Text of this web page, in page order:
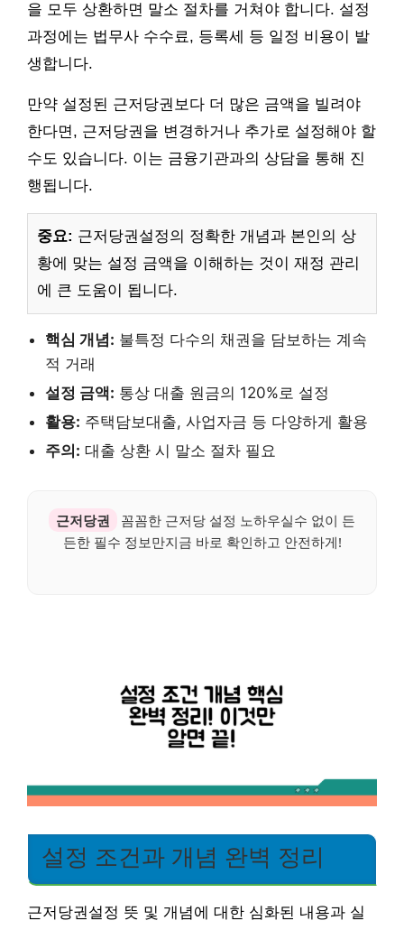
을 모두 상환하면 말소 절차를 거쳐야 합니다. 설정
과정에는 법무사 수수료, 등록세 등 일정 비용이 발
생합니다.
만약 설정된 근저당권보다 더 많은 금액을 빌려야
한다면, 근저당권을 변경하거나 추가로 설정해야 할
수도 있습니다. 이는 금융기관과의 상담을 통해 진
행됩니다.
중요: 근저당권설정의 정확한 개념과 본인의 상
황에 맞는 설정 금액을 이해하는 것이 재정 관리
에 큰 도움이 됩니다.
핵심 개념: 불특정 다수의 채권을 담보하는 계속
적 거래
설정 금액: 통상 대출 원금의 120%로 설정
활용: 주택담보대출, 사업자금 등 다양하게 활용
주의: 대출 상환 시 말소 절차 필요
근저당권
꼼꼼한 근저당 설정 노하우실수 없이 든
든한 필수 정보만지금 바로 확인하고 안전하게!
설정 조건과 개념 완벽 정리
근저당권설정 뜻 및 개념에 대한 심화된 내용과 실